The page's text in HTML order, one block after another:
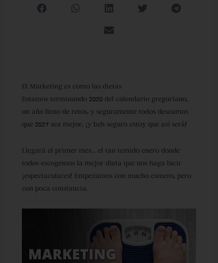
El Marketing es como las dietas
Estamos terminando 2020 del calendario gregoriano,
un año lleno de retos, y seguramente todos deseamos
que 2021 sea mejor, ¡y bzh seguro estoy que así será!
Llegará el primer mes… el tan temido enero donde
todos escogemos la mejor dieta que nos haga lucir
¡espectaculares! Empezamos con mucho esmero, pero
con poca constancia.